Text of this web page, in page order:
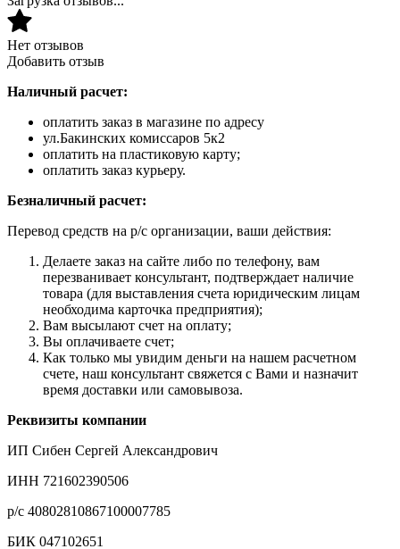
Нет отзывов
Добавить отзыв
Наличный расчет:
оплатить заказ в магазине по адресу
ул.Бакинских комиссаров 5к2
оплатить на пластиковую карту;
оплатить заказ курьеру.
Безналичный расчет:
Перевод средств на р/с организации, ваши действия:
Делаете заказ на сайте либо по телефону, вам
перезванивает консультант, подтверждает наличие
товара (для выставления счета юридическим лицам
необходима карточка предприятия);
Вам высылают счет на оплату;
Вы оплачиваете счет;
Как только мы увидим деньги на нашем расчетном
счете, наш консультант свяжется с Вами и назначит
время доставки или самовывоза.
Реквизиты компании
ИП Сибен Сергей Александрович
ИНН 721602390506
р/с 40802810867100007785
БИК 047102651